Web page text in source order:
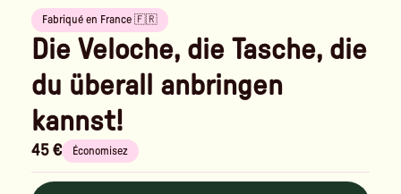
Fabriqué en France 🇫🇷
Die Veloche, die Tasche, die
du überall anbringen
kannst!
45 € Économisez